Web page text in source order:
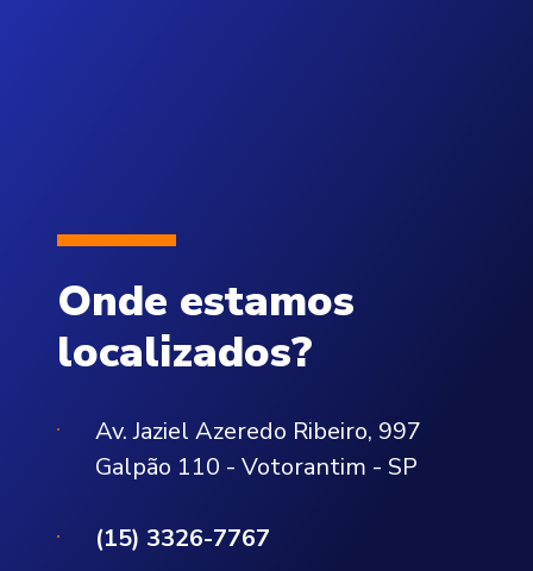
Onde estamos
localizados?
Av. Jaziel Azeredo Ribeiro, 997
Galpão 110 - Votorantim - SP
(15) 3326-7767